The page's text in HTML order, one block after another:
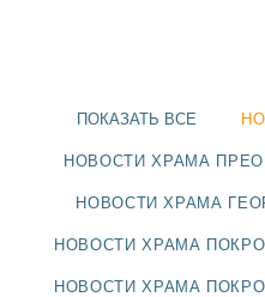
ПОКАЗАТЬ ВСЕ
НОВОСТИ ХРАМА
НОВОСТИ ХРАМА
НОВОСТИ ХРАМА
НОВОСТИ ХРАМА